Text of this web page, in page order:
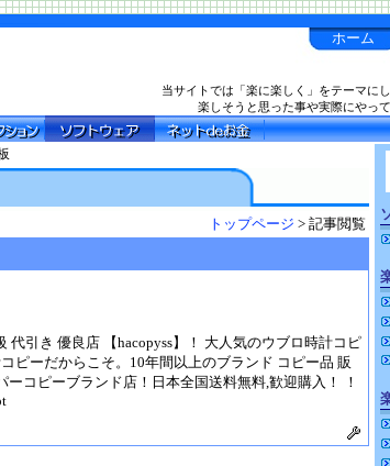
ホーム
当サイトでは「楽に楽しく」をテーマに
楽しそうと思った事や実際にやっ
トップページ > 記事閲覧
代引き 優良店 【hacopyss】！ 大人気のウブロ時計コピ
ピーだからこそ。10年間以上のブランド コピー品 販
コピーブランド店！日本全国送料無料,歓迎購入！ ！